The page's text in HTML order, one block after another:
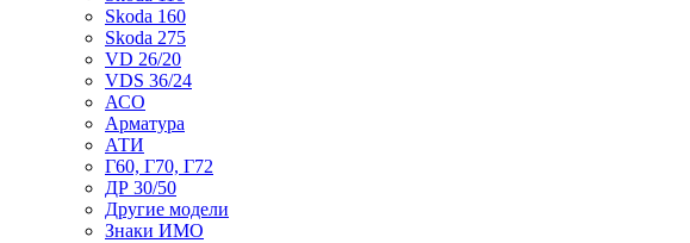
Skoda 160
Skoda 275
VD 26/20
VDS 36/24
АСО
Арматура
АТИ
Г60, Г70, Г72
ДР 30/50
Другие модели
Знаки ИМО